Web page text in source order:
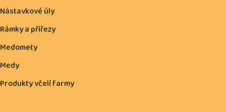
Nástavkové úly
Rámky a přířezy
Medomety
Medy
Produkty včelí farmy